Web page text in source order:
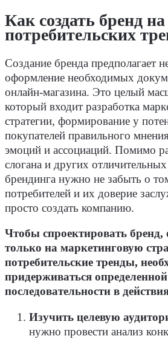
Как создать бренд на
потребительских
Создание бренда предполагает
оформление необходимых
онлайн-магазина. Это целый
который входит разработка
стратегии, формирование у
покупателей правильного
эмоций и ассоциаций. Помимо
слогана и других
брендинга нужно не забыть о
потребителей и их доверие
просто создать компанию.
Чтобы спроектировать бренд,
только на маркетинговую
потребительские тренды,
придерживаться определенной
последовательности в
Изучить целевую
нужно провести анализ